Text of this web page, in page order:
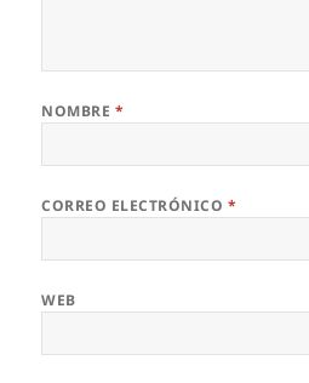
NOMBRE *
CORREO ELECTRÓNICO *
WEB